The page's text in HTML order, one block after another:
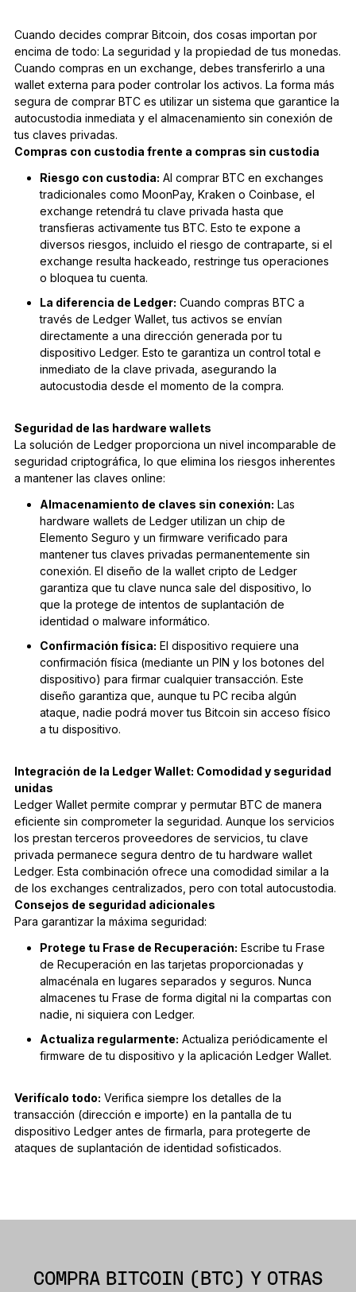
Cuando decides comprar Bitcoin, dos cosas importan por
encima de todo: La seguridad y la propiedad de tus monedas.
Cuando compras en un exchange, debes transferirlo a una
wallet externa para poder controlar los activos. La forma más
segura de comprar BTC es utilizar un sistema que garantice la
autocustodia inmediata y el almacenamiento sin conexión de
tus claves privadas.
Compras con custodia frente a compras sin custodia
Riesgo con custodia: Al comprar BTC en exchanges
tradicionales como MoonPay, Kraken o Coinbase, el
exchange retendrá tu clave privada hasta que
transfieras activamente tus BTC. Esto te expone a
diversos riesgos, incluido el riesgo de contraparte, si el
exchange resulta hackeado, restringe tus operaciones
o bloquea tu cuenta.
La diferencia de Ledger: Cuando compras BTC a
través de Ledger Wallet, tus activos se envían
directamente a una dirección generada por tu
dispositivo Ledger. Esto te garantiza un control total e
inmediato de la clave privada, asegurando la
autocustodia desde el momento de la compra.
Seguridad de las hardware wallets
La solución de Ledger proporciona un nivel incomparable de
seguridad criptográfica, lo que elimina los riesgos inherentes
a mantener las claves online:
Almacenamiento de claves sin conexión: Las
hardware wallets de Ledger utilizan un chip de
Elemento Seguro y un firmware verificado para
mantener tus claves privadas permanentemente sin
conexión. El diseño de la wallet cripto de Ledger
garantiza que tu clave nunca sale del dispositivo, lo
que la protege de intentos de suplantación de
identidad o malware informático.
Confirmación física: El dispositivo requiere una
confirmación física (mediante un PIN y los botones del
dispositivo) para firmar cualquier transacción. Este
diseño garantiza que, aunque tu PC reciba algún
ataque, nadie podrá mover tus Bitcoin sin acceso físico
a tu dispositivo.
Integración de la Ledger Wallet: Comodidad y seguridad
unidas
Ledger Wallet permite comprar y permutar BTC de manera
eficiente sin comprometer la seguridad. Aunque los servicios
los prestan terceros proveedores de servicios, tu clave
privada permanece segura dentro de tu hardware wallet
Ledger. Esta combinación ofrece una comodidad similar a la
de los exchanges centralizados, pero con total autocustodia.
Consejos de seguridad adicionales
Para garantizar la máxima seguridad:
Protege tu Frase de Recuperación: Escribe tu Frase
de Recuperación en las tarjetas proporcionadas y
almacénala en lugares separados y seguros. Nunca
almacenes tu Frase de forma digital ni la compartas con
nadie, ni siquiera con Ledger.
Actualiza regularmente: Actualiza periódicamente el
firmware de tu dispositivo y la aplicación Ledger Wallet.
Verifícalo todo: Verifica siempre los detalles de la
transacción (dirección e importe) en la pantalla de tu
dispositivo Ledger antes de firmarla, para protegerte de
ataques de suplantación de identidad sofisticados.
COMPRA BITCOIN (BTC) Y OTRAS